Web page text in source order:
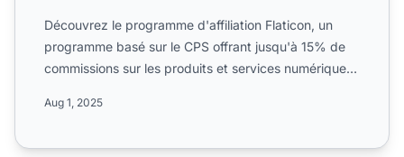
Découvrez le programme d'affiliation Flaticon, un
programme basé sur le CPS offrant jusqu'à 15% de
commissions sur les produits et services numériques.
Aug 1, 2025